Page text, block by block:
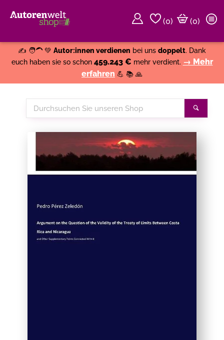
(0)
(0)
✍️ 🧑‍🦱 💚 Autor:innen verdienen bei uns doppelt. Dank
euch haben sie so schon 459.243 € mehr verdient. → Mehr
erfahren 💪 📚 🙏
Durchsuchen
Sie